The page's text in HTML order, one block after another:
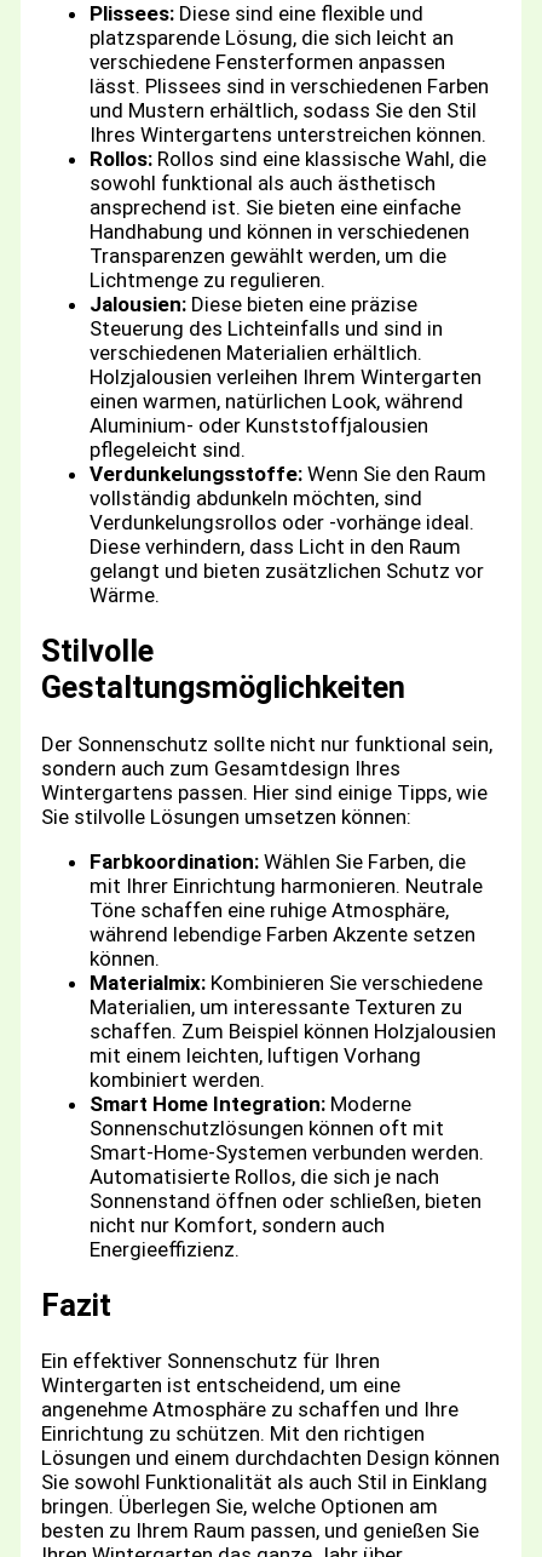
Plissees: Diese sind eine flexible und
platzsparende Lösung, die sich leicht an
verschiedene Fensterformen anpassen
lässt. Plissees sind in verschiedenen Farben
und Mustern erhältlich, sodass Sie den Stil
Ihres Wintergartens unterstreichen können.
Rollos: Rollos sind eine klassische Wahl, die
sowohl funktional als auch ästhetisch
ansprechend ist. Sie bieten eine einfache
Handhabung und können in verschiedenen
Transparenzen gewählt werden, um die
Lichtmenge zu regulieren.
Jalousien: Diese bieten eine präzise
Steuerung des Lichteinfalls und sind in
verschiedenen Materialien erhältlich.
Holzjalousien verleihen Ihrem Wintergarten
einen warmen, natürlichen Look, während
Aluminium- oder Kunststoffjalousien
pflegeleicht sind.
Verdunkelungsstoffe: Wenn Sie den Raum
vollständig abdunkeln möchten, sind
Verdunkelungsrollos oder -vorhänge ideal.
Diese verhindern, dass Licht in den Raum
gelangt und bieten zusätzlichen Schutz vor
Wärme.
Stilvolle
Gestaltungsmöglichkeiten
Der Sonnenschutz sollte nicht nur funktional sein,
sondern auch zum Gesamtdesign Ihres
Wintergartens passen. Hier sind einige Tipps, wie
Sie stilvolle Lösungen umsetzen können:
Farbkoordination: Wählen Sie Farben, die
mit Ihrer Einrichtung harmonieren. Neutrale
Töne schaffen eine ruhige Atmosphäre,
während lebendige Farben Akzente setzen
können.
Materialmix: Kombinieren Sie verschiedene
Materialien, um interessante Texturen zu
schaffen. Zum Beispiel können Holzjalousien
mit einem leichten, luftigen Vorhang
kombiniert werden.
Smart Home Integration: Moderne
Sonnenschutzlösungen können oft mit
Smart-Home-Systemen verbunden werden.
Automatisierte Rollos, die sich je nach
Sonnenstand öffnen oder schließen, bieten
nicht nur Komfort, sondern auch
Energieeffizienz.
Fazit
Ein effektiver Sonnenschutz für Ihren
Wintergarten ist entscheidend, um eine
angenehme Atmosphäre zu schaffen und Ihre
Einrichtung zu schützen. Mit den richtigen
Lösungen und einem durchdachten Design können
Sie sowohl Funktionalität als auch Stil in Einklang
bringen. Überlegen Sie, welche Optionen am
besten zu Ihrem Raum passen, und genießen Sie